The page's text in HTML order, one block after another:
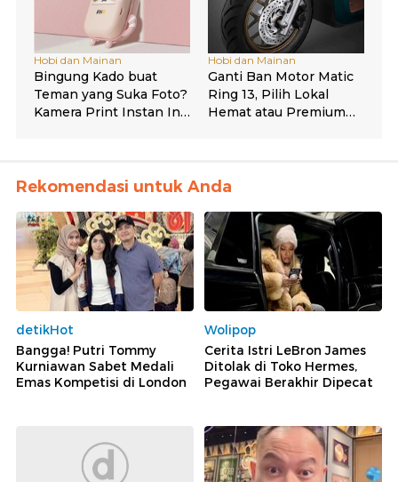
Rekomendasi untuk Anda
detikHot
Bangga! Putri Tommy
Kurniawan Sabet Medali
Emas Kompetisi di London
Wolipop
Cerita Istri LeBron James
Ditolak di Toko Hermes,
Pegawai Berakhir Dipecat